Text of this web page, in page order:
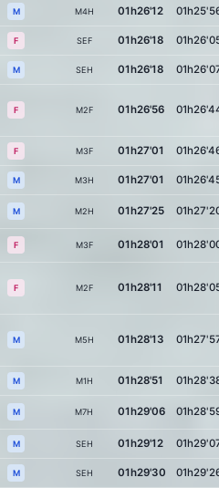
M M4H 01h26'12
F SEF 01h26'18
M SEH 01h26'18
F M2F 01h26'56
F M3F 01h27'01
M M3H 01h27'01
M M2H 01h27'25
F M3F 01h28'01
F M2F 01h28'11
M M5H 01h28'13
M M1H 01h28'51
M M7H 01h29'06
M SEH 01h29'12
M SEH 01h29'30